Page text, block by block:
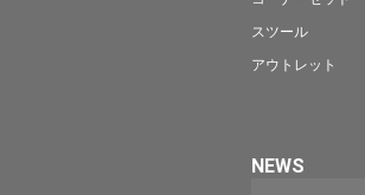
スツール
アウトレット
NEWS